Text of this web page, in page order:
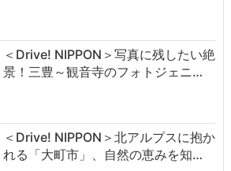
＜Drive! NIPPON＞写真に残したい絶
景！三豊～観音寺のフォトジェニ…
＜Drive! NIPPON＞北アルプスに抱か
れる「大町市」、自然の恵みを知…